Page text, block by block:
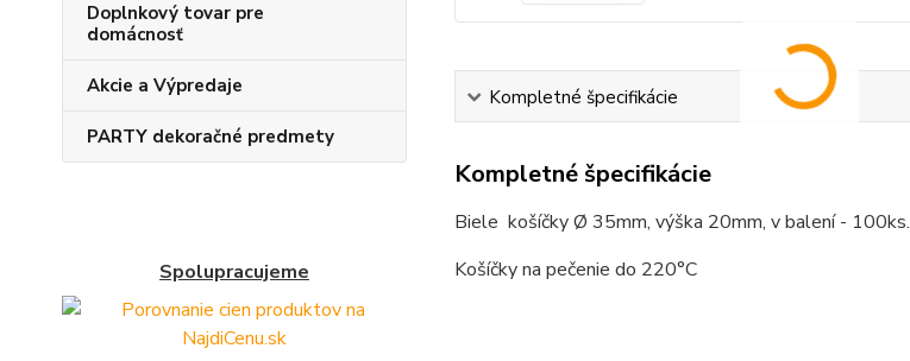
Doplnkový tovar pre
domácnosť
Akcie a Výpredaje
PARTY dekoračné predmety
Spolupracujeme
Kompletné špecifikácie
Kompletné špecifikácie
Biele košíčky Ø 35mm, výška 20mm, v balení - 100ks.
Košíčky na pečenie do 220°C